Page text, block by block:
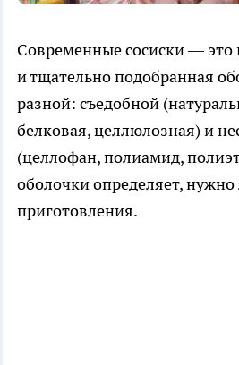
Современные сосиски — это
и тщательно подобранная
разной: съедобной
белковая, целлюлозная) и
(целлофан, полиамид,
оболочки определяет, нужно
приготовления.